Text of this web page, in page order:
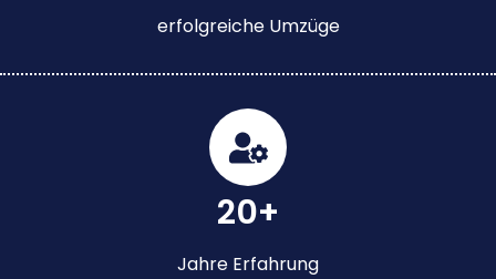
erfolgreiche Umzüge
20+
Jahre Erfahrung